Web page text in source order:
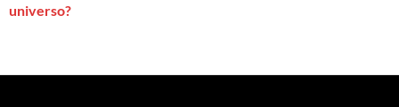
universo?